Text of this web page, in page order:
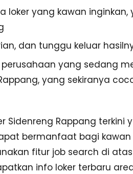
loker yang kawan inginkan,
dan tunggu keluar
perusahaan yang sedang
yang sekiranya
Sidenreng Rappang terkini
bermanfaat bagi kawan
fitur job search di
info loker terbaru